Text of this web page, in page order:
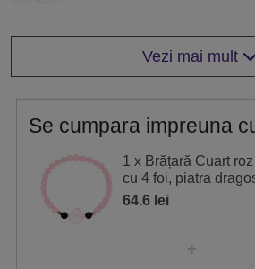
Ideală pentru a fi purtată zilnic sau
această brățară cu cuart roz și trifoi
Stelele Zburătoare
Descoperă Stelele Zburătoare
Feng Shui și vezi care sunt zonele
influențate de aceste energii sau ce
Vezi mai mult
Se cumpara impreuna
1 x Brățară Cuart
cu 4 foi, piatra
64.6 lei